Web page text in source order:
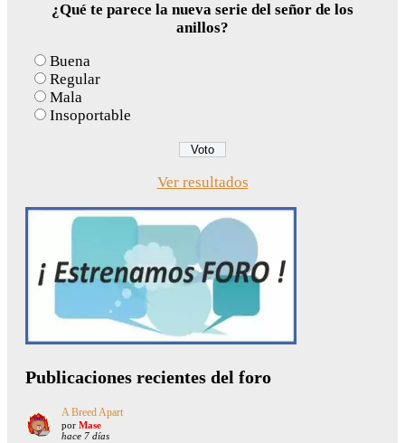
¿Qué te parece la nueva serie del señor de los
anillos?
Buena
Regular
Mala
Insoportable
Ver resultados
Publicaciones recientes del foro
A Breed Apart
por Mase
hace 7 días